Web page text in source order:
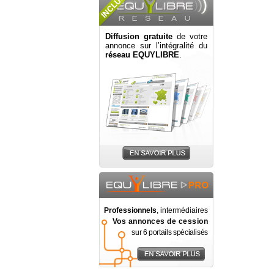
Diffusion gratuite de votre
annonce sur l’intégralité du
réseau EQUYLIBRE.
Professionnels, intermédiaires
Vos annonces de cession
sur 6 portails spécialisés